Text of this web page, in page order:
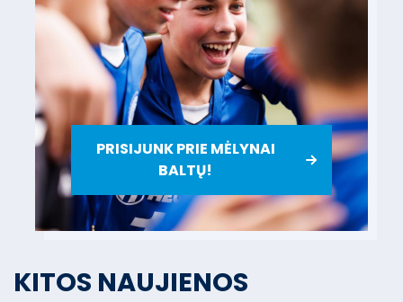
PRISIJUNK PRIE MĖLYNAI
BALTŲ!
KITOS NAUJIENOS